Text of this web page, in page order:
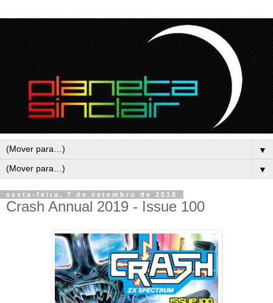
▼
▼
sexta-feira, 7 de setembro de 2018
Crash Annual 2019 - Issue 100